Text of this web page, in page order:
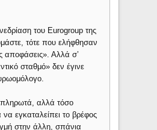
του Eurogroup της
τότε που ελήφθησαν
αποφάσεις». Αλλά σ’
σταθμό» δεν έγινε
αλλά τόσο
εγκαταλείπει το βρέφος
στην άλλη, σπάνια